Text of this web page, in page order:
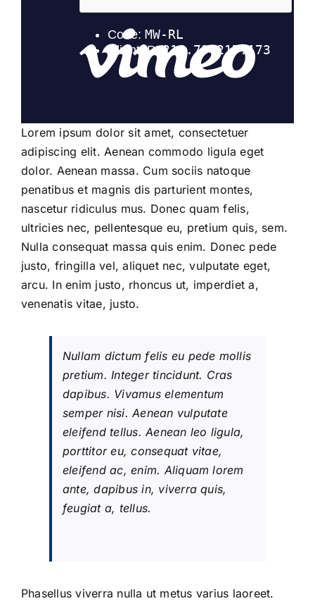
Lorem ipsum dolor sit amet, consectetuer
adipiscing elit. Aenean commodo ligula eget
dolor. Aenean massa. Cum sociis natoque
penatibus et magnis dis parturient montes,
nascetur ridiculus mus. Donec quam felis,
ultricies nec, pellentesque eu, pretium quis, sem.
Nulla consequat massa quis enim. Donec pede
justo, fringilla vel, aliquet nec, vulputate eget,
arcu. In enim justo, rhoncus ut, imperdiet a,
venenatis vitae, justo.
Nullam dictum felis eu pede mollis
pretium. Integer tincidunt. Cras
dapibus. Vivamus elementum
semper nisi. Aenean vulputate
eleifend tellus. Aenean leo ligula,
porttitor eu, consequat vitae,
eleifend ac, enim. Aliquam lorem
ante, dapibus in, viverra quis,
feugiat a, tellus.
Phasellus viverra nulla ut metus varius laoreet.